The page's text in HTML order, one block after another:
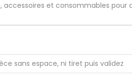
et consommables pour